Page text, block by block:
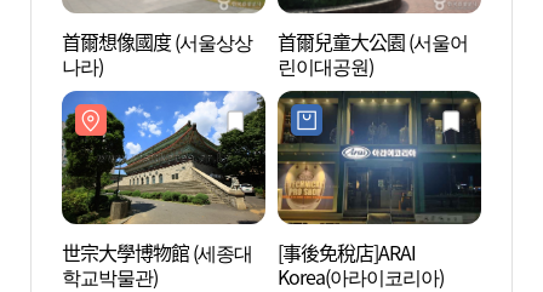
首爾想像國度 (서울상상
나라)
首爾兒童大公園 (서울어
린이대공원)
世宗大學博物館 (세종대
학교박물관)
[事後免稅店]ARAI
Korea(아라이코리아)